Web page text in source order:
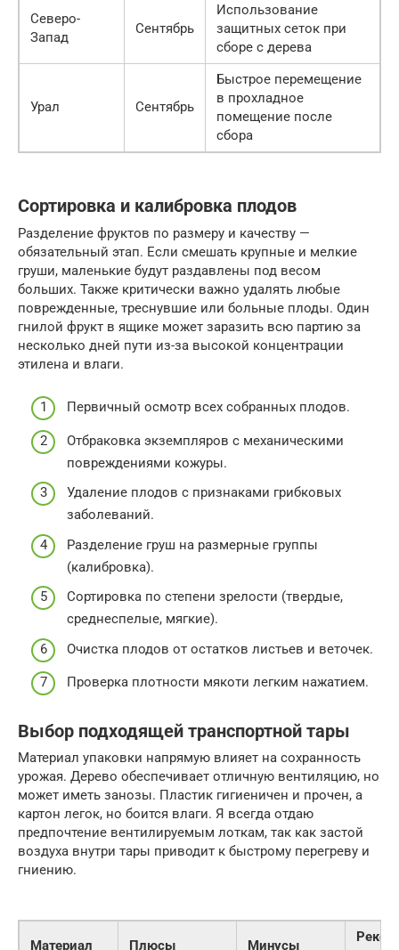
Северо-
Запад
Сентябрь
Использование
защитных сеток при
сборе с дерева
Урал Сентябрь
Быстрое перемещение
в прохладное
помещение после
сбора
Сортировка и калибровка плодов
Разделение фруктов по размеру и качеству —
обязательный этап. Если смешать крупные и мелкие
груши, маленькие будут раздавлены под весом
больших. Также критически важно удалять любые
поврежденные, треснувшие или больные плоды. Один
гнилой фрукт в ящике может заразить всю партию за
несколько дней пути из-за высокой концентрации
этилена и влаги.
Первичный осмотр всех собранных плодов.
Отбраковка экземпляров с механическими
повреждениями кожуры.
Удаление плодов с признаками грибковых
заболеваний.
Разделение груш на размерные группы
(калибровка).
Сортировка по степени зрелости (твердые,
среднеспелые, мягкие).
Очистка плодов от остатков листьев и веточек.
Проверка плотности мякоти легким нажатием.
Выбор подходящей транспортной тары
Материал упаковки напрямую влияет на сохранность
урожая. Дерево обеспечивает отличную вентиляцию, но
может иметь занозы. Пластик гигиеничен и прочен, а
картон легок, но боится влаги. Я всегда отдаю
предпочтение вентилируемым лоткам, так как застой
воздуха внутри тары приводит к быстрому перегреву и
гниению.
Материал Плюсы Минусы